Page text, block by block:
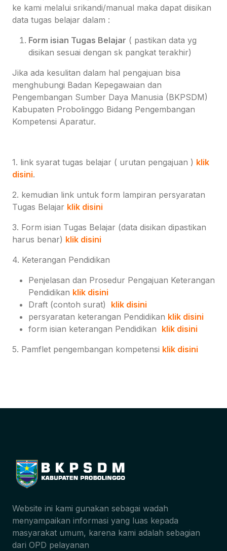
ke kami melalui srikandi/manual maka dapat diisikan
data tugas belajar dalam :
Form isian Tugas Belajar ( pastikan data yg
disikan sesuai dengan sk pangkat terakhir)
Jika ada kesulitan dalam hal pengajuan bisa
menghubungi Badan Kepegawaian dan
Pengembangan Sumber Daya Manusia (BKPSDM)
Kabupaten Probolinggo Bidang Pengembangan
Kompetensi Aparatur.
1. link syarat tugas belajar ( urutan pengajuan ) klik
disini.
2. kemudian link untuk form lampiran persyaratan
Tugas Belajar klik disini
3. Form isian Tugas Belajar (data disikan dipastikan
harus benar) klik disini
4. Keterangan Pendidikan
Penjelasan dan Prosedur Pengajuan Keterangan
Pendidikan klik disini
Draft (contoh surat) klik disini
persyaratan keterangan Pendidikan klik disini
form isian keterangan Pendidikan klik disini
5. Pamflet pengembangan kompetensi klik disini
Website ini kami gunakan sebagai wadah
menyampaikan informasi yang luas kepada
masyarakat umum, karena kami adalah sebagian
dari OPD pelayanan